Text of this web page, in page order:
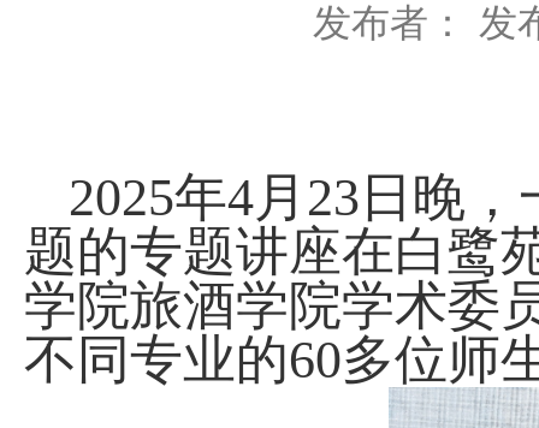
发布者： 发
2025年4月 23 日晚
题的专题讲座在白鹭
学院旅酒学院学术委
不同专业的60多位师